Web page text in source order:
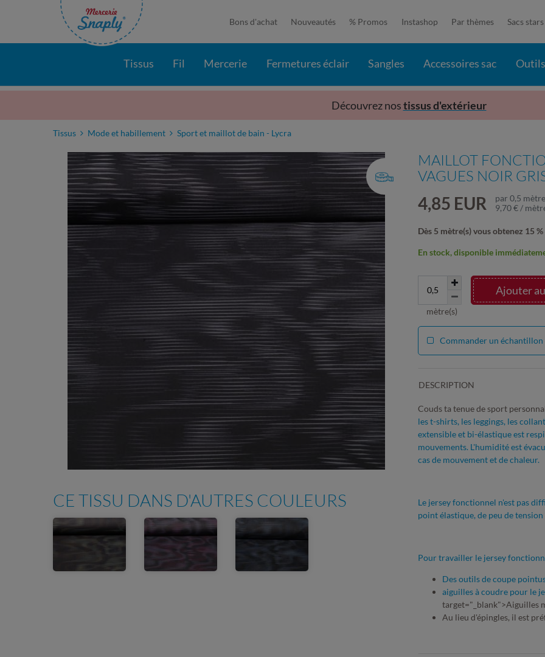
Bons d'achat Nouveautés % Promos Instashop Par thèmes Sacs stars
Tissus Fil Mercerie Fermetures éclair Sangles Accessoires sac
Découvrez nostissus d'extérieur
Tissus Mode et habillement Sport et maillot de bain - Lycra
CE TISSU DANS D'AUTRES COULEURS
MAILLOT
VAGUES NOIR
4,85 EUR par 0,5
9,70 € /
Dès 5 mètre(s) vous obtenez 15
Ajouter
mètre(s)
En stock, disponible
Commander un échantillon
DESCRIPTION
Couds ta tenue de sport
les t-shirts, les leggings, les
extensible et bi-élastique est
mouvements. L'humidité est
cas de mouvement et de chaleur.
Le jersey fonctionnel n'est pas
point élastique, de peu de
Pour travailler le jersey
Des outils de coupe
aiguilles à coudre pour le
target="_blank">Aiguilles
Au lieu d'épingles, il est